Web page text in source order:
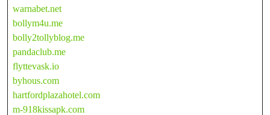
warnabet.net
bollym4u.me
bolly2tollyblog.me
pandaclub.me
flyttevask.io
byhous.com
hartfordplazahotel.com
m-918kissapk.com